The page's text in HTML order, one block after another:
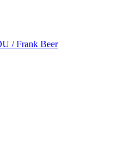
/ Frank Beer